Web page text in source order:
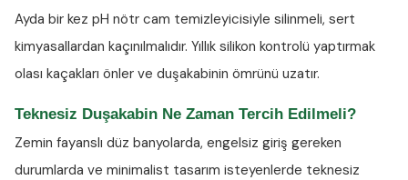
Ayda bir kez pH nötr cam temizleyicisiyle silinmeli, sert
kimyasallardan kaçınılmalıdır. Yıllık silikon kontrolü yaptırmak
olası kaçakları önler ve duşakabinin ömrünü uzatır.
Teknesiz Duşakabin Ne Zaman Tercih Edilmeli?
Zemin fayanslı düz banyolarda, engelsiz giriş gereken
durumlarda ve minimalist tasarım isteyenlerde teknesiz